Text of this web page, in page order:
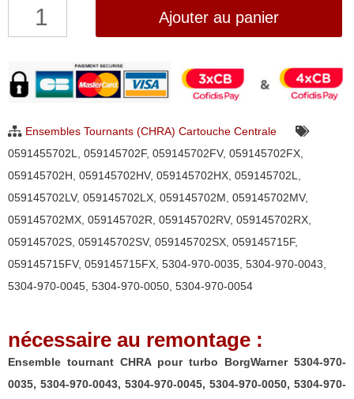
quantité
tournant
CHRA
turbo
970-
0045,
5304-
Ajouter au panier
Ensembles Tournants (CHRA) Cartouche Centrale
0591455702L, 059145702F, 059145702FV, 059145702FX,
059145702H, 059145702HV, 059145702HX, 059145702L,
059145702LV, 059145702LX, 059145702M, 059145702MV,
059145702MX, 059145702R, 059145702RV, 059145702RX,
059145702S, 059145702SV, 059145702SX, 059145715F,
059145715FV, 059145715FX, 5304-970-0035, 5304-970-0043,
5304-970-0045, 5304-970-0050, 5304-970-0054
nécessaire au remontage :
Ensemble tournant CHRA pour turbo BorgWarner 5304-970-
0035, 5304-970-0043, 5304-970-0045, 5304-970-0050, 5304-970-